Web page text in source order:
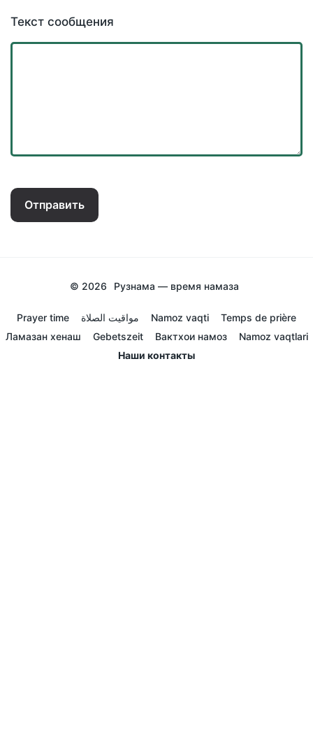
Текст сообщения
Отправить
© 2026 Рузнама — время намаза
Prayer time مواقيت الصلاة Namoz vaqti
Temps de prière
Ламазан хенаш
Gebetszeit Вактхои намоз
Namoz vaqtlari
Наши контакты